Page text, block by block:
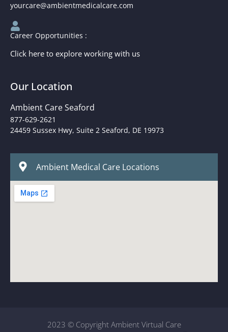
yourcare@ambientmedicalcare.com
Career Opportunities :
Click here to explore working with us
Our Location
Ambient Care Seaford
877-629-2621
24459 Sussex Hwy, Suite 2 Seaford, DE 19973
Ambient Medical Care Locations
2023 © Copyright Ambient Virtual Care